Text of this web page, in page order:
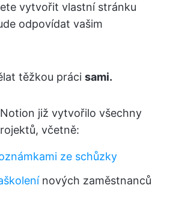
vytvořit vlastní stránku
odpovídat vašim
těžkou práci sami.
již vytvořilo všechny
včetně:
ze schůzky
nových zaměstnanců